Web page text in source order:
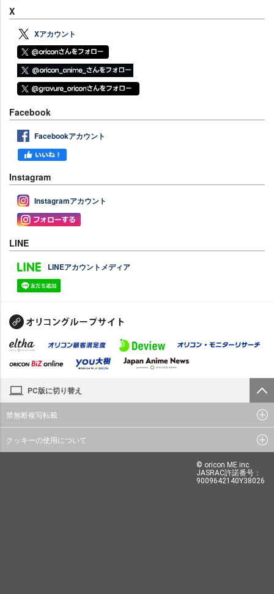
X
Xアカウント
Facebook
Facebookアカウント
Instagram
Instagramアカウント
LINE
LINEアカウントメディア
PC版に切り替え
禁無断複写転載
クッキーの使用について
© oricon ME inc.
JASRAC許諾番号：
9009642140Y38026